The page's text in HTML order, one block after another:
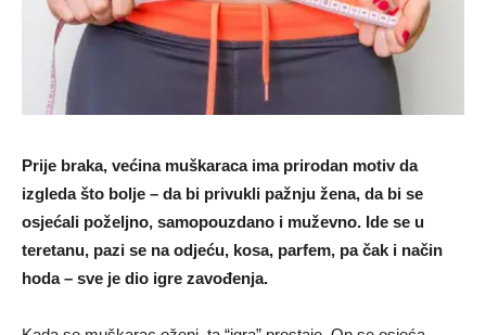
Prije braka, većina muškaraca ima prirodan motiv da
izgleda što bolje – da bi privukli pažnju žena, da bi se
osjećali poželjno, samopouzdano i muževno. Ide se u
teretanu, pazi se na odjeću, kosa, parfem, pa čak i način
hoda – sve je dio igre zavođenja.